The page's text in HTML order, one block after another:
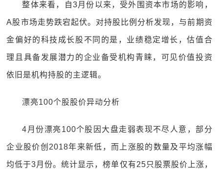
整体来看，自3月份以来，受外围资本市场的影响，
A股市场走势跌宕起伏。对持股比例分析发现，与前期资
金偏好的科技成长股不同的是，业绩稳定增长，估值合
理且具备发展潜力的企业备受机构青睐，可见价值投资
依旧是机构持股的主逻辑。
漂亮100个股股价异动分析
4月份漂亮100个股因大盘走弱表现不尽人意，部分
企业股价创2018年来新低，而上涨股的数量及平均涨幅
均低于3月份。统计显示，榜单仅有25只股票股价上涨，